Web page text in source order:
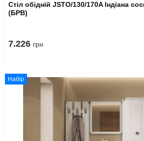
Стіл обідній JSTO/130/170A Індіана
(БРВ)
7.226 грн
Набір